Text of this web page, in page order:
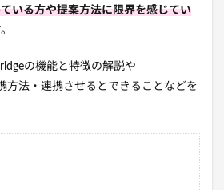
いる方や提案方法に限界を感じてい
の機能と特徴の解説や
方法・連携させるとできることなどを